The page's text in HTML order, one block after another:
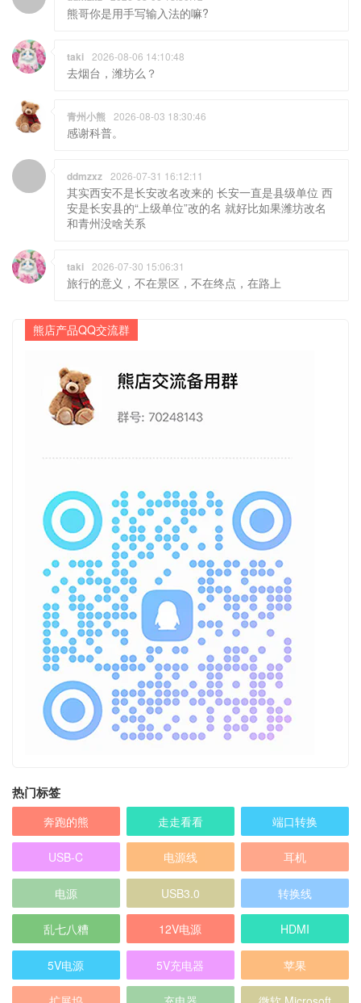
熊哥你是用手写输入法的嘛?
taki 2026-08-06 14:10:48
去烟台，潍坊么？
青州小熊 2026-08-03 18:30:46
感谢科普。
ddmzxz 2026-07-31 16:12:11
其实西安不是长安改名改来的 长安一直是县级单位 西
安是长安县的“上级单位”改的名 就好比如果潍坊改名
和青州没啥关系
taki 2026-07-30 15:06:31
旅行的意义，不在景区，不在终点，在路上
熊店产品QQ交流群
热门标签
奔跑的熊 走走看看 端口转换
USB-C 电源线 耳机
电源 USB3.0 转换线
乱七八糟 12V电源 HDMI
5V电源 5V充电器 苹果